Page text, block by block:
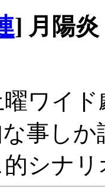
] 月陽炎
ワイド
事し
シナ